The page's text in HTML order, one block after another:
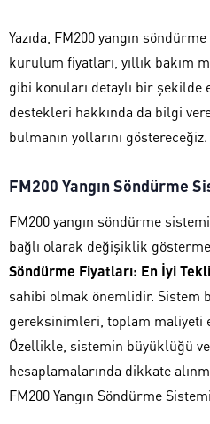
Yazıda, FM200 yangın
kurulum fiyatları, yıllık bakım
gibi konuları detaylı bir şekilde
destekleri hakkında da bilgi
bulmanın yollarını göstereceğiz.
FM200 Yangın Söndürme
FM200 yangın söndürme
bağlı olarak değişiklik
Söndürme Fiyatları: En İyi
sahibi olmak önemlidir. Sistem
gereksinimleri, toplam maliyeti
Özellikle, sistemin büyüklüğü
hesaplamalarında dikkate
FM200 Yangın Söndürme